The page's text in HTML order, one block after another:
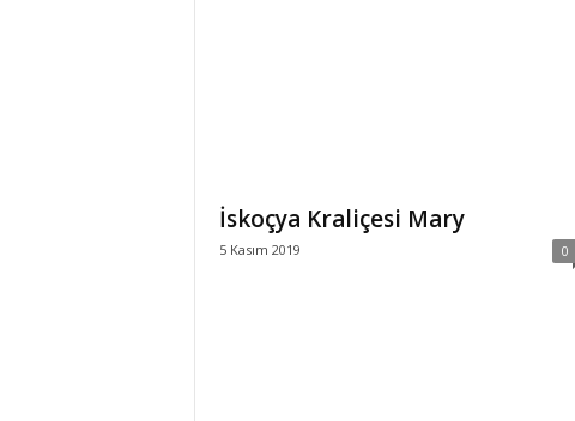
İskoçya Kraliçesi Mary
5 Kasım 2019 0